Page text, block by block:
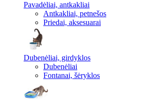
Pavadėliai, antkakliai
Antkakliai, petnešos
Priedai, aksesuarai
Dubenėliai, girdyklos
Dubenėliai
Fontanai, šėryklos